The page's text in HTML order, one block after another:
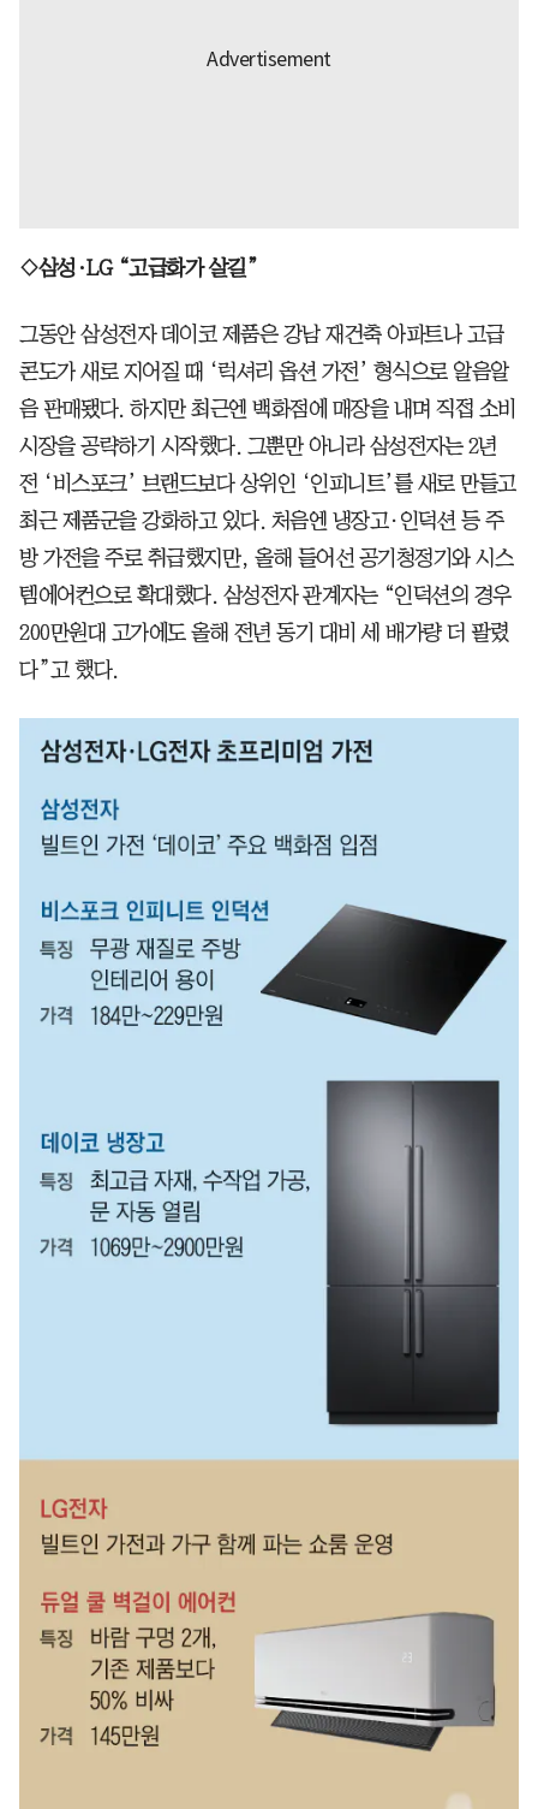
◇삼성∙LG “고급화가 살길”
그동안 삼성전자 데이코 제품은 강남 재건축 아파트나 고급
콘도가 새로 지어질 때 ‘럭셔리 옵션 가전’ 형식으로 알음알
음 판매됐다. 하지만 최근엔 백화점에 매장을 내며 직접 소비
시장을 공략하기 시작했다. 그뿐만 아니라 삼성전자는 2년
전 ‘비스포크’ 브랜드보다 상위인 ‘인피니트’를 새로 만들고
최근 제품군을 강화하고 있다. 처음엔 냉장고·인덕션 등 주
방 가전을 주로 취급했지만, 올해 들어선 공기청정기와 시스
템에어컨으로 확대했다. 삼성전자 관계자는 “인덕션의 경우
200만원대 고가에도 올해 전년 동기 대비 세 배가량 더 팔렸
다”고 했다.